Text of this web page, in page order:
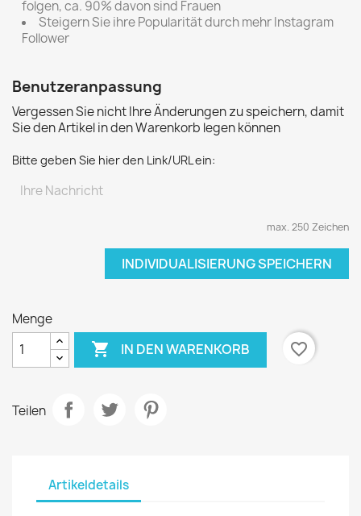
folgen, ca. 90% davon sind Frauen
Steigern Sie ihre Popularität durch mehr Instagram
Follower
Benutzeranpassung
Vergessen Sie nicht Ihre Änderungen zu speichern, damit
Sie den Artikel in den Warenkorb legen können
Bitte geben Sie hier den Link/URL ein:
max. 250 Zeichen
INDIVIDUALISIERUNG SPEICHERN
Menge
 IN DEN WARENKORB favorite_border
Teilen
Artikeldetails